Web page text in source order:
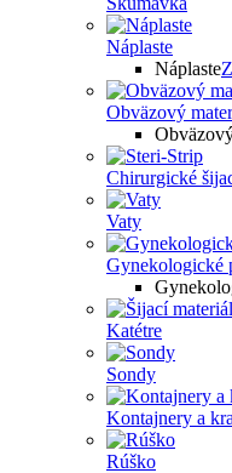
Náplaste
Náplaste
Obväzový
Chirurgické
Vaty
Gynekologické
Katétre
Sondy
Kontajnery a
Rúško